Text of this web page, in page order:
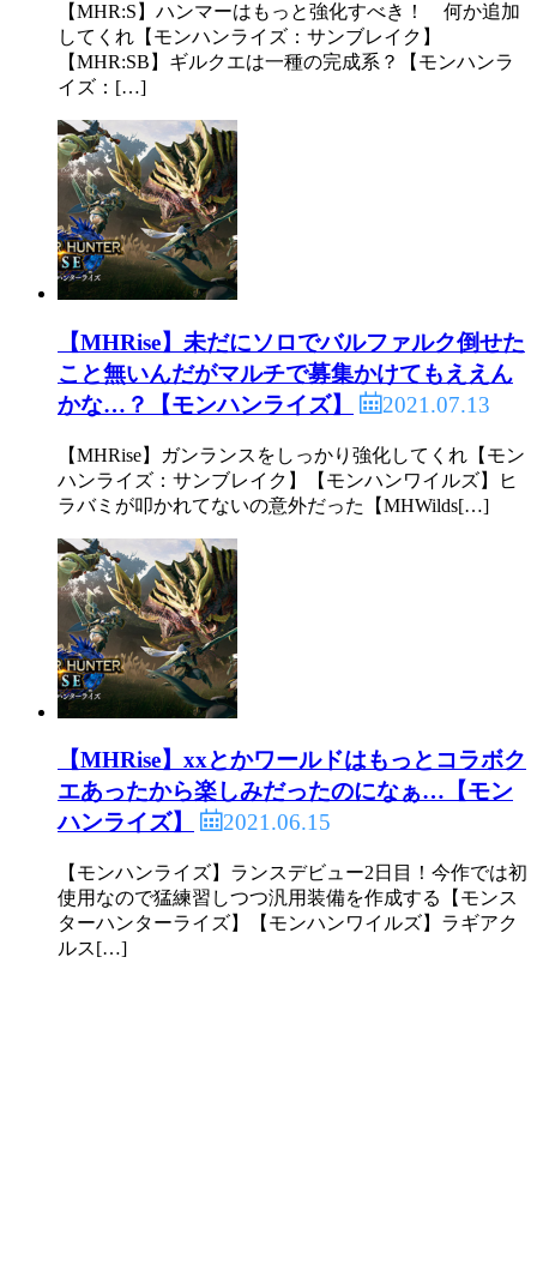
【MHR:S】ハンマーはもっと強化すべき！ 何か追加
してくれ【モンハンライズ：サンブレイク】
【MHR:SB】ギルクエは一種の完成系？【モンハンラ
イズ：[…]
【MHRise】未だにソロでバルファルク倒せた
こと無いんだがマルチで募集かけてもええん
かな…？【モンハンライズ】
2021.07.13
【MHRise】ガンランスをしっかり強化してくれ【モン
ハンライズ：サンブレイク】【モンハンワイルズ】ヒ
ラバミが叩かれてないの意外だった【MHWilds[…]
【MHRise】xxとかワールドはもっとコラボク
エあったから楽しみだったのになぁ…【モン
ハンライズ】
2021.06.15
【モンハンライズ】ランスデビュー2日目！今作では初
使用なので猛練習しつつ汎用装備を作成する【モンス
ターハンターライズ】【モンハンワイルズ】ラギアク
ルス[…]